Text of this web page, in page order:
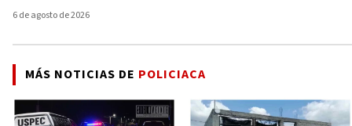
6 de agosto de 2026
MÁS NOTICIAS DE POLICIACA